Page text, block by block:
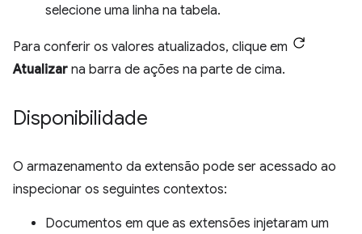
selecione uma linha na tabela.
Para conferir os valores atualizados, clique em
Atualizar na barra de ações na parte de cima.
Disponibilidade
O armazenamento da extensão pode ser acessado ao
inspecionar os seguintes contextos:
Documentos em que as extensões injetaram um